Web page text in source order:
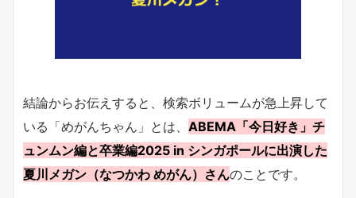
結論からお伝えすると、検索ボリュームが急上昇して
いる「めがんちゃん」とは、 ABEMA「今日好き」チ
ュンムン編と卒業編2025 in シンガポールに出演した
夏川メガン（なつかわ めがん）さんのことです。